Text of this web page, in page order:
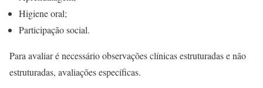
Higiene oral;
Participação social.
Para avaliar é necessário observações clínicas estruturadas e não
estruturadas, avaliações específicas.